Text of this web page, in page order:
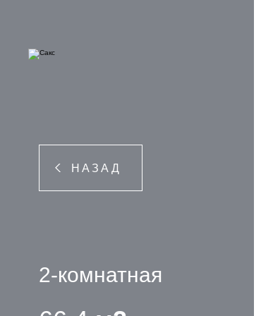
НАЗАД
2-комнатная